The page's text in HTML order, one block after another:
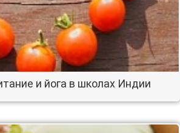
и йога в школах Индии